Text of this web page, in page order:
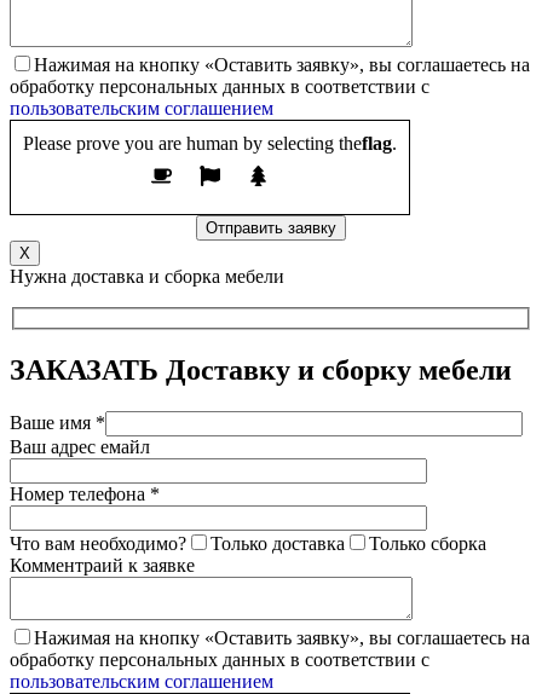
Нажимая на кнопку «Оставить заявку», вы соглашаетесь на
обработку персональных данных в соответствии с
пользовательским соглашением
Please prove you are human by selecting theflag.
X
Нужна доставка и сборка мебели
ЗАКАЗАТЬ Доставку и сборку мебели
Ваше имя *
Ваш адрес емайл
Номер телефона *
Что вам необходимо? Только доставка
Только сборка
Комментраий к заявке
Нажимая на кнопку «Оставить заявку», вы соглашаетесь на
обработку персональных данных в соответствии с
пользовательским соглашением